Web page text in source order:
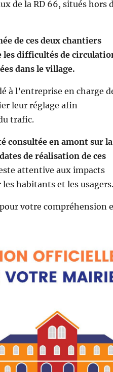
de la RD 66, situés hors
de ces deux chantiers
les difficultés de
dans le village.
à l’entreprise en charge
leur réglage afin
trafic.
consultée en amont sur la
de réalisation de ces
attentive aux impacts
habitants et les usagers.
votre compréhension